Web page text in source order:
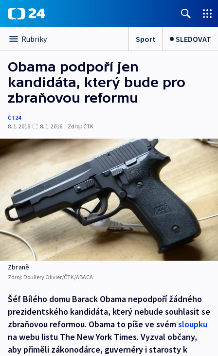
Rubriky Sport SLEDOVAT
Obama podpoří jen
kandidáta, který bude pro
zbraňovou reformu
ČT24
8. 1. 2016
8. 1. 2016 | Zdroj: ČTK
Zbraně
Zdroj: Douliery Olivier/ČTK/ABACA
Šéf Bílého domu Barack Obama nepodpoří žádného
prezidentského kandidáta, který nebude souhlasit se
zbraňovou reformou. Obama to píše ve svémsloupku
na webu listu The New York Times. Vyzval občany,
aby přiměli zákonodárce, guvernéry i starosty k